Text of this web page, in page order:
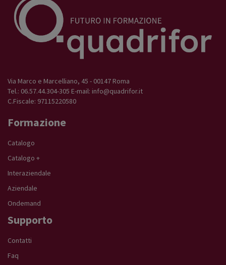
Via Marco e Marcelliano, 45 - 00147 Roma
Tel.: 06.57.44.304-305 E-mail: info@quadrifor.it
C.Fiscale: 97115220580
Formazione
Catalogo
Catalogo +
Interaziendale
Aziendale
Ondemand
Supporto
Contatti
Faq